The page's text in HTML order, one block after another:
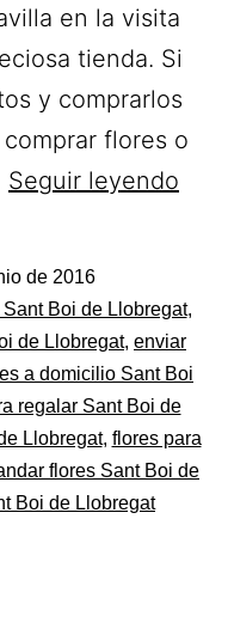
en la visita
tienda. Si
y comprarlos
flores o
Seguir leyendo
de
a
en
de 2016
Boi de Llobregat,
de Llobregat, enviar
a domicilio Sant Boi
regalar Sant Boi de
Llobregat, flores para
flores Sant Boi de
Boi de Llobregat